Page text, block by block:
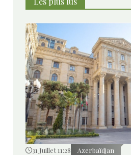
31 Juillet 11:28 Azerbaïdjan